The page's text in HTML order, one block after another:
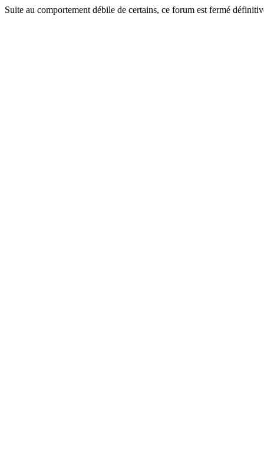
Suite au comportement débile de certains, ce forum est fermé